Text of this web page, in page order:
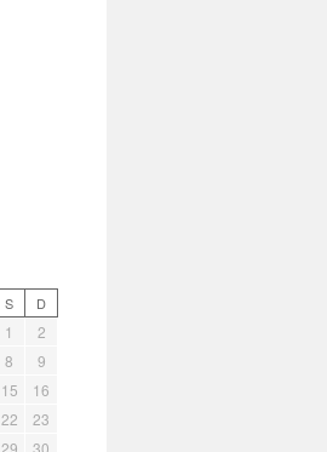
S D
1
2
8
9
15
16
22
23
29
30